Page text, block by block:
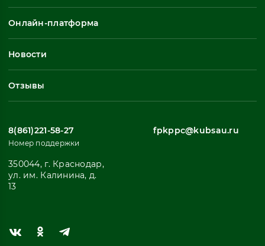
Профессиональное обучение
Все
Онлайн-платформа
Новости
Отзывы
8(861)221-58-27
Номер поддержки
fpkppc@kubsau.ru
350044, г. Краснодар,
ул. им. Калинина, д.
13